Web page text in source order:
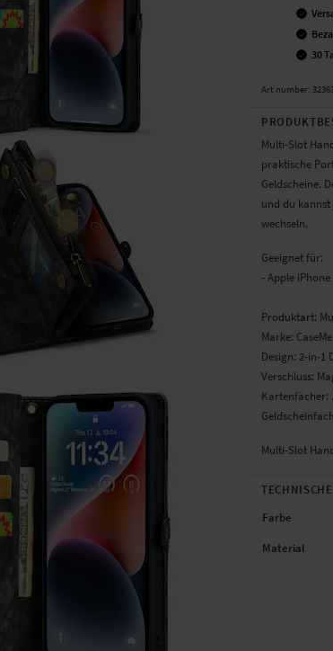
30
Art number:
Multi-Slot
praktische
Geldscheine.
und du
wechseln.
Geeignet für:
- Apple iPhone
Produktart:
Marke: CaseMe
Design: 2-in-1
Verschluss:
Kartenfächer:
Multi-Slot
Farbe
Material